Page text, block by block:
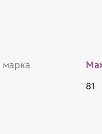
марка
81